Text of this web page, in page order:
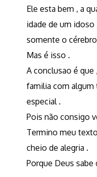
Ele esta bem , a
idade de um
somente o
Mas é isso .
A conclusao é que
familia com algum
especial .
Pois não consigo
Termino meu
cheio de alegria .
Porque Deus sabe